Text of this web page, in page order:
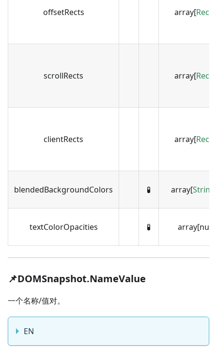
offsetRects array[
scrollRects array[
clientRects array[
blendedBackgroundColors 🧪 array[
textColorOpacities 🧪
📌DOMSnapshot.NameValue
一个名称/值对。
EN